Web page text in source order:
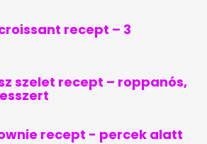
recept – 3
szelet recept – roppanós,
recept - percek alatt